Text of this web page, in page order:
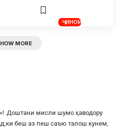
ҶИНОӢ
MORE
«! Доштани мисли шумо ҳаводору
беш аз пеш саъю талош кунем,